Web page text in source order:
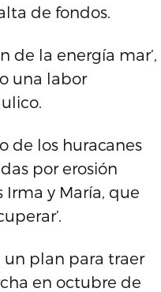
de fondos.
de la energía mar’,
una labor
de los huracanes
por erosión
Irma y María, que
un plan para traer
en octubre de